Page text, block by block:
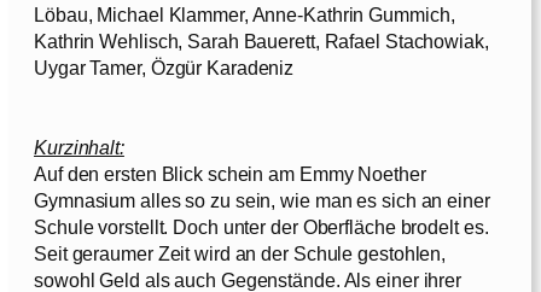
Löbau, Michael Klammer, Anne-Kathrin Gummich,
Kathrin Wehlisch, Sarah Bauerett, Rafael Stachowiak,
Uygar Tamer, Özgür Karadeniz
Kurzinhalt:
Auf den ersten Blick schein am Emmy Noether
Gymnasium alles so zu sein, wie man es sich an einer
Schule vorstellt. Doch unter der Oberfläche brodelt es.
Seit geraumer Zeit wird an der Schule gestohlen,
sowohl Geld als auch Gegenstände. Als einer ihrer